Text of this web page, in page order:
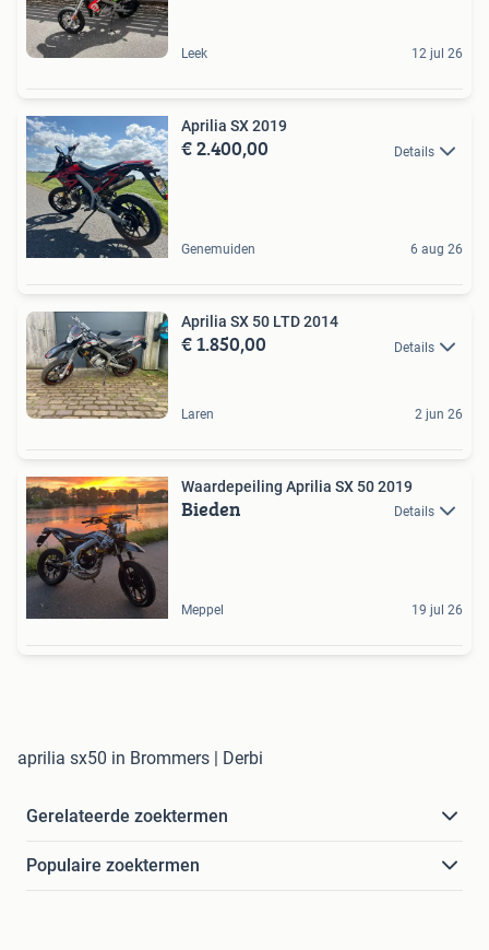
Leek 12 jul 26
Aprilia SX 2019
€ 2.400,00 Details
Genemuiden 6 aug 26
Aprilia SX 50 LTD 2014
€ 1.850,00 Details
Laren 2 jun 26
️Waardepeiling️ Aprilia SX 50 2019
Bieden Details
Meppel 19 jul 26
aprilia sx50 in Brommers | Derbi
Gerelateerde zoektermen
Populaire zoektermen